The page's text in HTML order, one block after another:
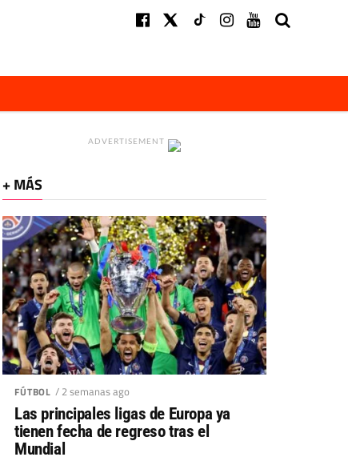
ADVERTISEMENT
+ MÁS
FÚTBOL / 2 semanas ago
Las principales ligas de Europa ya
tienen fecha de regreso tras el
Mundial